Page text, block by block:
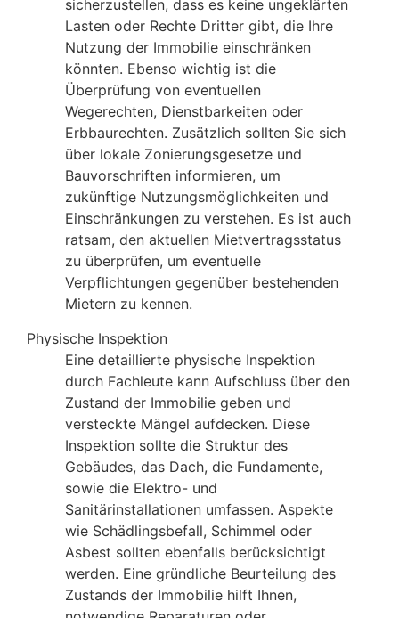
sicherzustellen, dass es keine ungeklärten
Lasten oder Rechte Dritter gibt, die Ihre
Nutzung der Immobilie einschränken
könnten. Ebenso wichtig ist die
Überprüfung von eventuellen
Wegerechten, Dienstbarkeiten oder
Erbbaurechten. Zusätzlich sollten Sie sich
über lokale Zonierungsgesetze und
Bauvorschriften informieren, um
zukünftige Nutzungsmöglichkeiten und
Einschränkungen zu verstehen. Es ist auch
ratsam, den aktuellen Mietvertragsstatus
zu überprüfen, um eventuelle
Verpflichtungen gegenüber bestehenden
Mietern zu kennen.
Physische Inspektion
Eine detaillierte physische Inspektion
durch Fachleute kann Aufschluss über den
Zustand der Immobilie geben und
versteckte Mängel aufdecken. Diese
Inspektion sollte die Struktur des
Gebäudes, das Dach, die Fundamente,
sowie die Elektro- und
Sanitärinstallationen umfassen. Aspekte
wie Schädlingsbefall, Schimmel oder
Asbest sollten ebenfalls berücksichtigt
werden. Eine gründliche Beurteilung des
Zustands der Immobilie hilft Ihnen,